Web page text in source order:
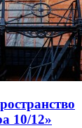
10/12»